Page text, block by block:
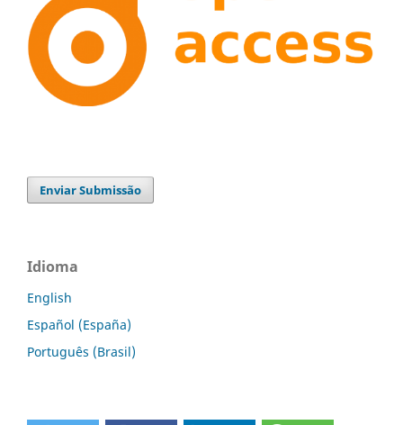
Enviar Submissão
Idioma
English
Español (España)
Português (Brasil)